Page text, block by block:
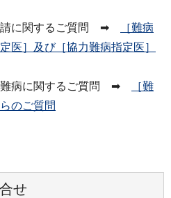
請に関するご質問 ➡
［難病
医］及び［協力難病指定医］
難病に関するご質問 ➡
［難
のご質問
せ